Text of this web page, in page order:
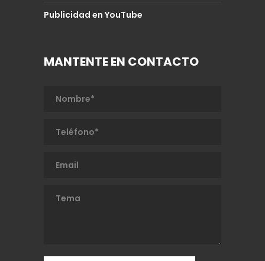
Publicidad en YouTube
MANTENTE EN CONTACTO